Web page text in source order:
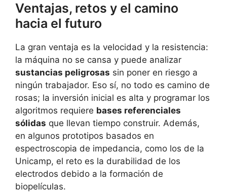
Ventajas, retos y el camino
hacia el futuro
La gran ventaja es la velocidad y la resistencia:
la máquina no se cansa y puede analizar
sustancias peligrosas sin poner en riesgo a
ningún trabajador. Eso sí, no todo es camino de
rosas; la inversión inicial es alta y programar los
algoritmos requiere bases referenciales
sólidas que llevan tiempo construir. Además,
en algunos prototipos basados en
espectroscopia de impedancia, como los de la
Unicamp, el reto es la durabilidad de los
electrodos debido a la formación de
biopelículas.